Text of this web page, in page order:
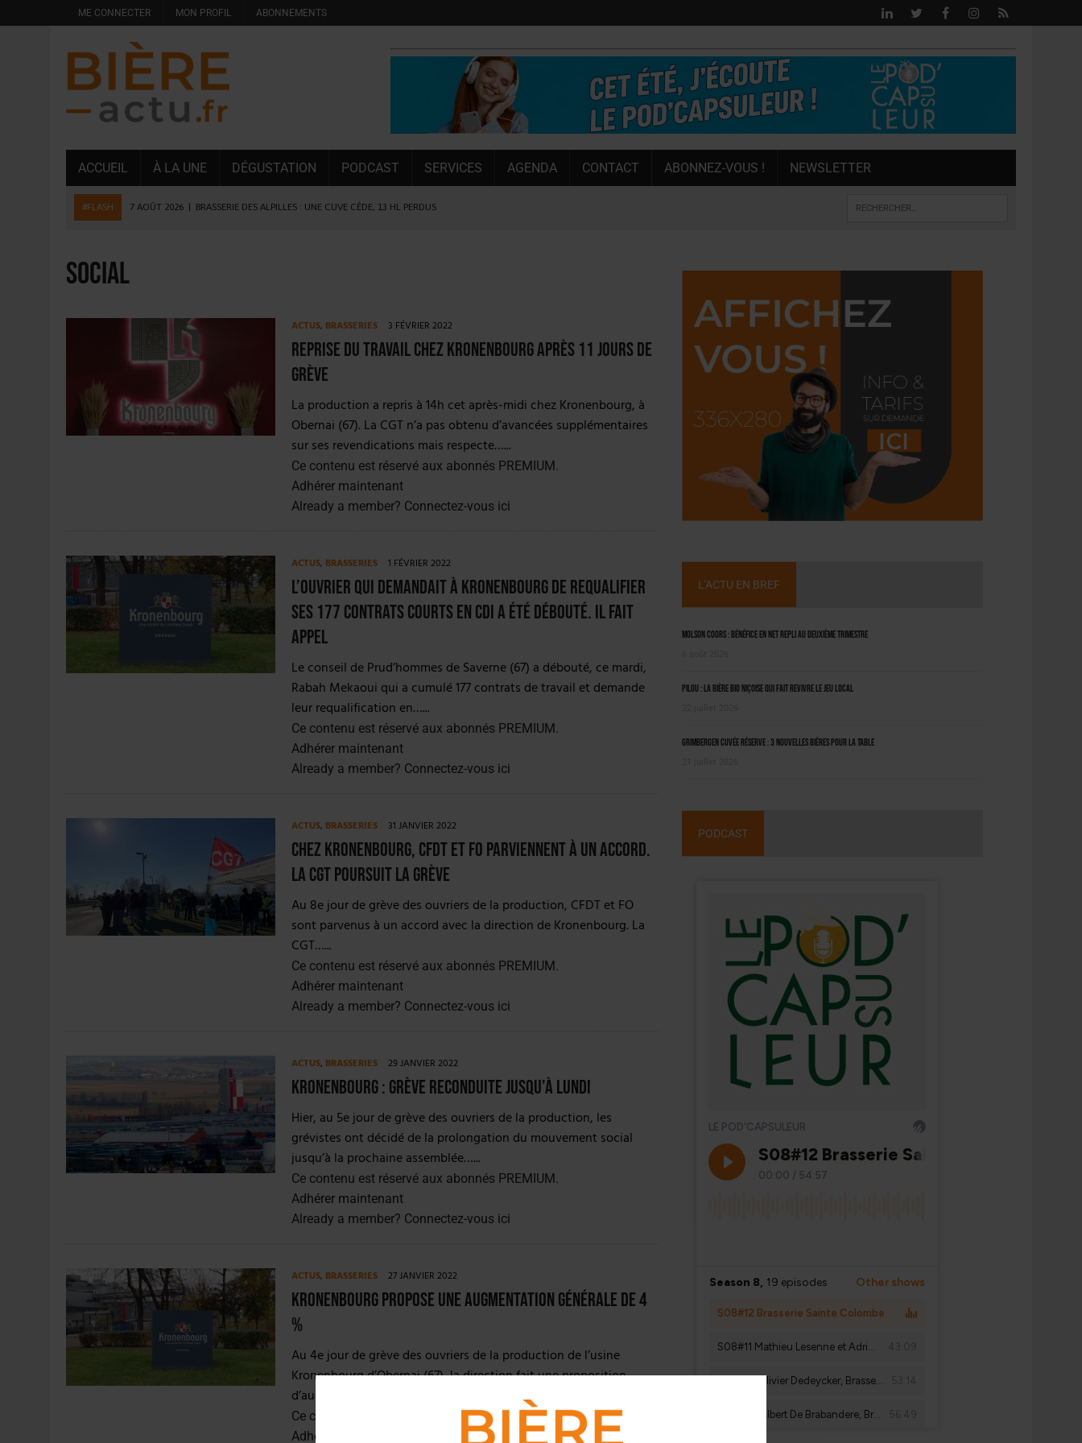
ME CONNECTER MON PROFIL ABONNEMENTS
ACCUEIL À LA UNE DÉGUSTATION PODCAST SERVICES AGENDA CONTACT ABONNEZ-VOUS ! NEWSLETTER
#FLASH 7 AOÛT 2026 BRASSERIE DES ALPILLES : UNE CUVE CÈDE, 13 HL PERDUS
6 AOÛT 2026
5 AOÛT 2026
DESPERADOS AVENIDA : 3 INNOVATIONS LATINES DE L’ÉTÉ
4 AOÛT 2026 | LA GÉNÉRATION Z ET LA MODÉRATION RÉINVENTENT LE MARCHÉ [ÉTUDE]
7 AOÛT 2026 LES EXPORTATIONS DE L’UE CHUTENT DE 11 % EN 2025
social
ACTUS, BRASSERIES 3 FÉVRIER 2022
Reprise du travail chez Kronenbourg après 11 jours de
grève
La production a repris à 14h cet après-midi chez Kronenbourg, à
Obernai (67). La CGT n’a pas obtenu d’avancées supplémentaires
sur ses revendications mais respecte…...
Ce contenu est réservé aux abonnés PREMIUM.
Adhérer maintenant
Already a member? Connectez-vous ici
ACTUS, BRASSERIES 1 FÉVRIER 2022
L’ouvrier qui demandait à Kronenbourg de requalifier
ses 177 contrats courts en CDI a été débouté. Il fait
appel
Le conseil de Prud’hommes de Saverne (67) a débouté, ce mardi,
Rabah Mekaoui qui a cumulé 177 contrats de travail et demande
leur requalification en…...
Ce contenu est réservé aux abonnés PREMIUM.
Adhérer maintenant
Already a member? Connectez-vous ici
ACTUS, BRASSERIES 31 JANVIER 2022
Chez Kronenbourg, CFDT et FO parviennent à un accord.
La CGT poursuit la grève
Au 8e jour de grève des ouvriers de la production, CFDT et FO
sont parvenus à un accord avec la direction de Kronenbourg. La
CGT…...
Ce contenu est réservé aux abonnés PREMIUM.
Adhérer maintenant
Already a member? Connectez-vous ici
ACTUS, BRASSERIES 29 JANVIER 2022
Kronenbourg : grève reconduite jusqu’à lundi
Hier, au 5e jour de grève des ouvriers de la production, les
grévistes ont décidé de la prolongation du mouvement social
jusqu’à la prochaine assemblée…...
Ce contenu est réservé aux abonnés PREMIUM.
Adhérer maintenant
Already a member? Connectez-vous ici
ACTUS, BRASSERIES 27 JANVIER 2022
Kronenbourg propose une augmentation générale de 4
%
Au 4e jour de grève des ouvriers de la production de l’usine
Kronenbourg d’Obernai (67), la direction fait une proposition
d’augmentation générale. Les grévistes attendaient…...
Ce contenu est réservé aux abonnés PREMIUM.
Adhérer maintenant
L'ACTU EN BREF
Molson Coors : bénéfice en net repli au deuxième trimestre
Pilou : la bière bio niçoise qui fait revivre le jeu local
Grimbergen Cuvée Réserve : 3 nouvelles bières pour la table
PODCAST